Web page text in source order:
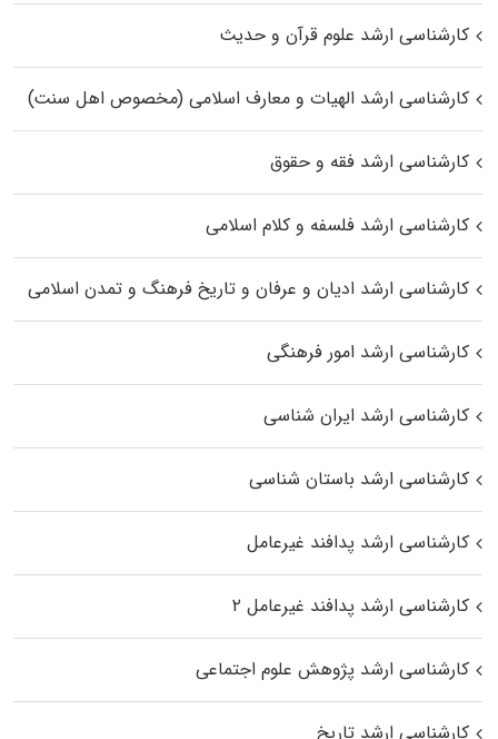
کارشناسی ارشد علوم قرآن و حدیث
کارشناسی ارشد الهیات و معارف اسلامی (مخصوص اهل سنت)
کارشناسی ارشد فقه و حقوق
کارشناسی ارشد فلسفه و کلام اسلامی
کارشناسی ارشد ادیان و عرفان و تاریخ فرهنگ و تمدن اسلامی
کارشناسی ارشد امور فرهنگی
کارشناسی ارشد ایران شناسی
کارشناسی ارشد باستان شناسی
کارشناسی ارشد پدافند غیرعامل
کارشناسی ارشد پدافند غیرعامل ۲
کارشناسی ارشد پژوهش علوم اجتماعی
کارشناسی ارشد تاریخ